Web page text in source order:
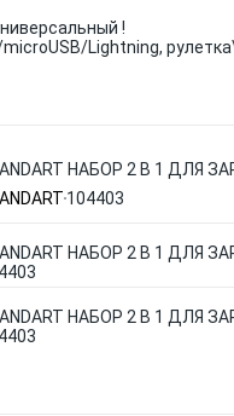
!
Lightning,
НАБОР 2 В 1 ДЛЯ
104403
НАБОР 2 В 1 ДЛЯ
НАБОР 2 В 1 ДЛЯ